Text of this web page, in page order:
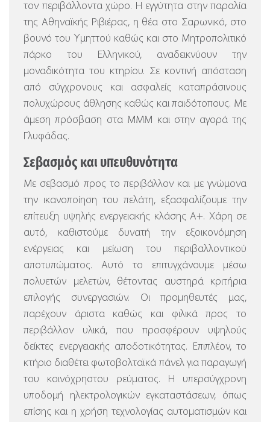
τον περιβάλλοντα χώρο. Η εγγύτητα στην παραλία
της Αθηναϊκής Ριβιέρας, η θέα στο Σαρωνικό, στο
βουνό του Υμηττού καθώς και στο Μητροπολιτικό
πάρκο του Ελληνικού, αναδεικνύουν την
μοναδικότητα του κτηρίου. Σε κοντινή απόσταση
από σύγχρονους και ασφαλείς καταπράσινους
πολυχώρους άθλησης καθώς και παιδότοπους. Με
άμεση πρόσβαση στα ΜΜΜ και στην αγορά της
Γλυφάδας.
Σεβασμός και υπευθυνότητα
Με σεβασμό προς το περιβάλλον και με γνώμονα
την ικανοποίηση του πελάτη, εξασφαλίζουμε την
επίτευξη υψηλής ενεργειακής κλάσης Α+. Χάρη σε
αυτό, καθιστούμε δυνατή την εξοικονόμηση
ενέργειας και μείωση του περιβαλλοντικού
αποτυπώματος. Αυτό το επιτυγχάνουμε μέσω
πολυετών μελετών, θέτοντας αυστηρά κριτήρια
επιλογής συνεργασιών. Οι προμηθευτές μας,
παρέχουν άριστα καθώς και φιλικά προς το
περιβάλλον υλικά, που προσφέρουν υψηλούς
δείκτες ενεργειακής αποδοτικότητας. Επιπλέον, το
κτήριο διαθέτει φωτοβολταϊκά πάνελ για παραγωγή
του κοινόχρηστου ρεύματος. Η υπερσύγχρονη
υποδομή ηλεκτρολογικών εγκαταστάσεων, όπως
επίσης και η χρήση τεχνολογίας αυτοματισμών και